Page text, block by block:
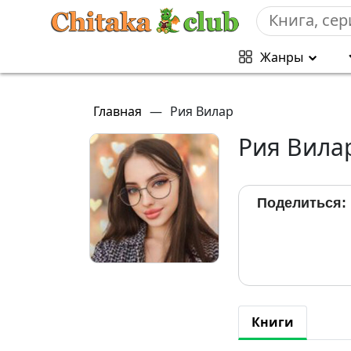
Жанры
Главная — Рия Вилар
Рия
Поделиться:
Книги